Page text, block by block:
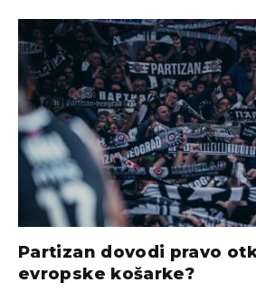
Partizan dovodi pravo
evropske košarke?